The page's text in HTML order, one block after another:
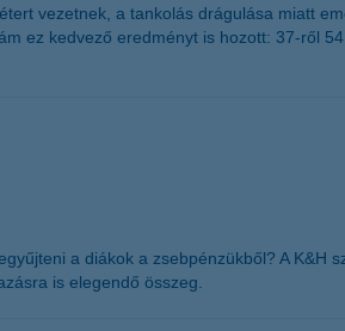
vezetnek, a tankolás drágulása miatt
ez kedvező eredményt is hozott: 37-ről
a diákok a zsebpénzükből? A K&H
is elegendő összeg.